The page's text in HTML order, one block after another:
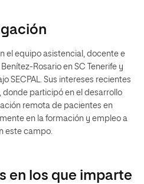
el equipo asistencial, docente e
Rosario en SC Tenerife y
SECPAL. Sus intereses recientes
donde participó en el desarrollo
remota de pacientes en
en la formación y empleo a
este campo.
en los que imparte